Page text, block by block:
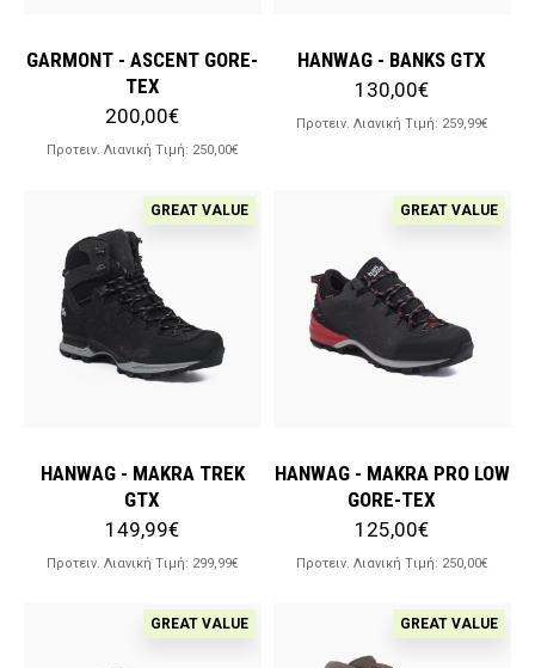
GARMONT - ASCENT GORE-
TEX
200,00€
Προτειν. Λιανική Tιμή: 250,00€
HANWAG - BANKS GTX
130,00€
Προτειν. Λιανική Tιμή: 259,99€
GREAT VALUE
HANWAG - MAKRA TREK
GTX
149,99€
Προτειν. Λιανική Tιμή: 299,99€
GREAT VALUE
HANWAG - MAKRA PRO LOW
GORE-TEX
125,00€
Προτειν. Λιανική Tιμή: 250,00€
GREAT VALUE GREAT VALUE